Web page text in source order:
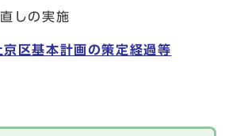
の実施
本計画の策定経過等